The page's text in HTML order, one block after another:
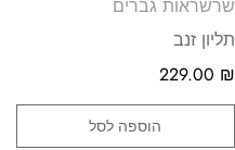
שרשראות גברים
תליון זנב
229.00 ₪
הוספה לסל